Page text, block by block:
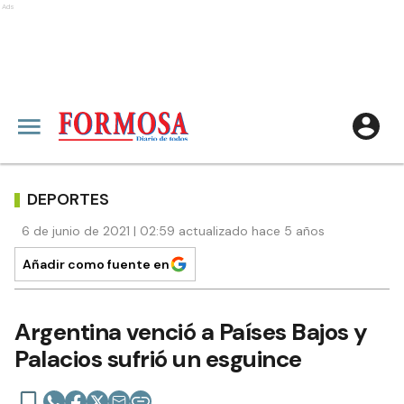
Ads
DEPORTES
6 de junio de 2021 | 02:59 actualizado hace 5 años
Añadir como fuente en
Argentina venció a Países Bajos y
Palacios sufrió un esguince